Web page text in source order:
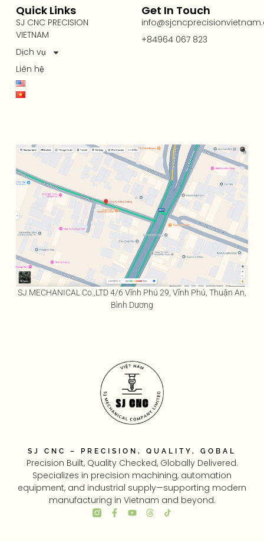
SJ CNC – PRECISION, QUALITY, GOBAL
Precision Built, Quality Checked, Globally Delivered.
Specializes in precision machining, automation
equipment, and industrial supply—supporting modern
manufacturing in Vietnam and beyond.
Quick Links
SJ CNC PRECISION
VIETNAM
Dịch vụ
Liên hệ
Get In Touch
+84964 067 823
SJ MECHANICAL Co.,LTD 4/6 Vĩnh Phú 29, Vĩnh Phú, Thuận An,
Bình Dương